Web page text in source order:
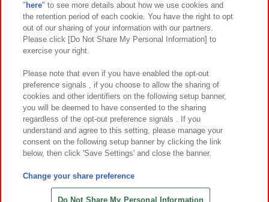
関連会社 サステナビリティ サイトポリシー
プライバシーポリシー ウェブアクセシビリティ方針と検証結果
お取引先さまとともに
カスタマーハラスメント対応方針 よくあるご質問・お問い合わせ
©Bandai Namco Amusement Inc.
©Bandai Namco Amusement Lab Inc.
©HANAYASHIKI Co., Ltd. All Rights Reserved.
" here" to see more details about how we use cookies and
the retention period of each cookie. You have the right to opt
out of our sharing of your information with our partners.
Please click [Do Not Share My Personal Information] to
exercise your right.
Please note that even if you have enabled the opt-out
preference signals , if you choose to allow the sharing of
cookies and other identifiers on the following setup banner,
you will be deemed to have consented to the sharing
regardless of the opt-out preference signals . If you
understand and agree to this setting, please manage your
consent on the following setup banner by clicking the link
below, then click 'Save Settings' and close the banner.
Change your share preference
Do Not Share My Personal Information